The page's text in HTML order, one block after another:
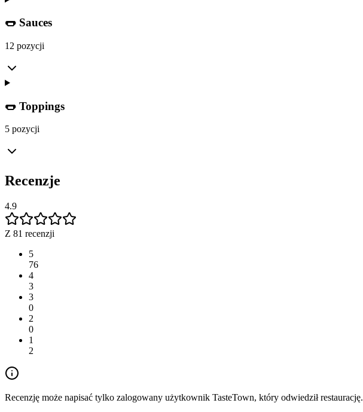
🌭 Sauces
12 pozycji
🌭 Toppings
5 pozycji
Recenzje
4.9
Z 81 recenzji
5
76
4
3
3
0
2
0
1
2
Recenzję może napisać tylko zalogowany użytkownik TasteTown, który odwiedził restaurację.